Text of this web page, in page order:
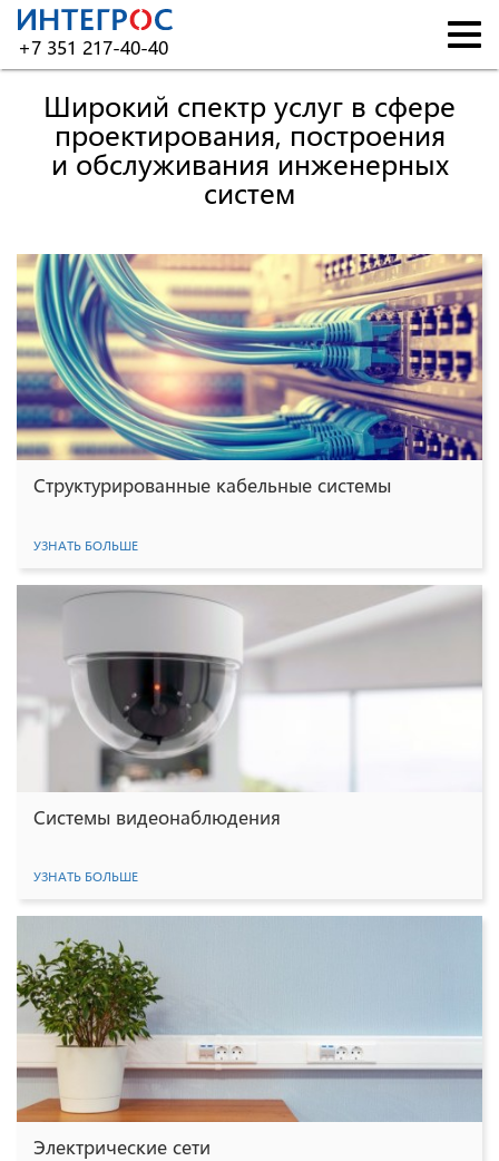
+7 351 217-40-40
Главная
Услуги
Сертификаты
Вакансии
Контакты
Широкий спектр услуг в сфере
проектирования, построения
и обслуживания инженерных
систем
Структурированные кабельные системы
УЗНАТЬ БОЛЬШЕ
Системы видеонаблюдения
УЗНАТЬ БОЛЬШЕ
Электрические сети